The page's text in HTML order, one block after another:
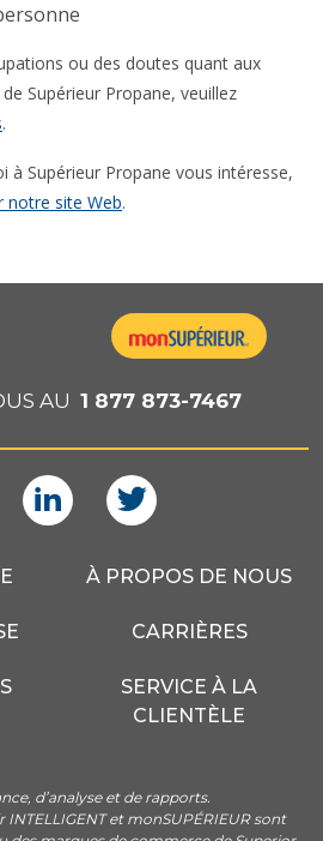
ou des doutes quant aux
Supérieur Propane, veuillez
.
à Supérieur Propane vous intéresse,
notre site Web.
AU 1 877 873-7467
À PROPOS DE NOUS
CARRIÈRES
SERVICE À LA
CLIENTÈLE
d’analyse et de rapports.
et monSUPÉRIEUR sont